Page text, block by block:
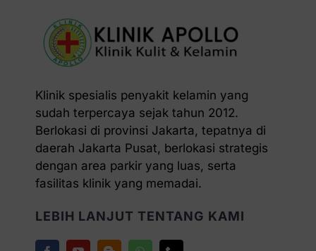
Klinik spesialis penyakit kelamin yang
sudah terpercaya sejak tahun 2012.
Berlokasi di provinsi Jakarta, tepatnya di
daerah Jakarta Pusat, berlokasi strategis
dengan area parkir yang luas, serta
fasilitas klinik yang memadai.
LEBIH LANJUT TENTANG KAMI